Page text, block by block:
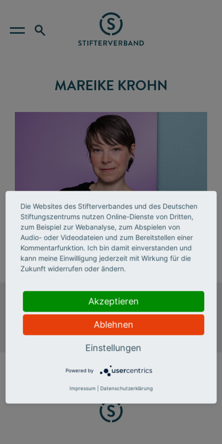
MAREIKE KROHN
Mareike Krohn ist Referentin Drittmittelmanagement im
Bereich "Programm und Förderung".
E-Mail senden
Stifterverband
Standort Berlin
Pariser Platz 6
10117 Berlin
Die Websites des Stifterverbandes und des Deutschen
Stiftungszentrums nutzen Online-Dienste von Dritten,
zum Beispiel zur Webanalyse, zum Abspielen von
Audio- oder Videodateien und zum Bereitstellen einer
Kommentarfunktion. Ich bin damit einverstanden und
kann meine Einwilligung jederzeit mit Wirkung für die
Zukunft widerrufen oder ändern.
Akzeptieren
Ablehnen
Einstellungen
Powered by
Impressum Datenschutzerklärung